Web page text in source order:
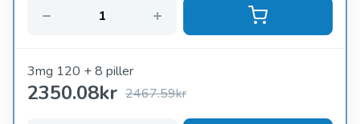
3mg 120 + 8 piller
2350.08kr 2467.59kr